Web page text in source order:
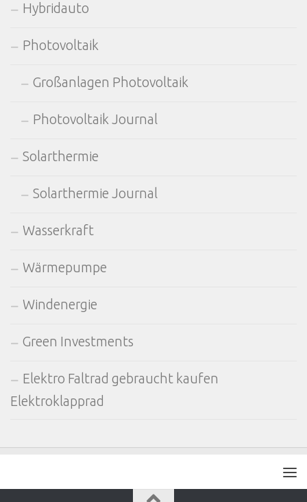
Hybridauto
Photovoltaik
Großanlagen Photovoltaik
Photovoltaik Journal
Solarthermie
Solarthermie Journal
Wasserkraft
Wärmepumpe
Windenergie
Green Investments
Elektro Faltrad gebraucht kaufen
Elektroklapprad